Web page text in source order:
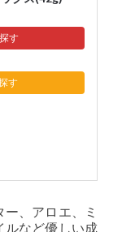
、アロエ、ミ
ルなど優しい成